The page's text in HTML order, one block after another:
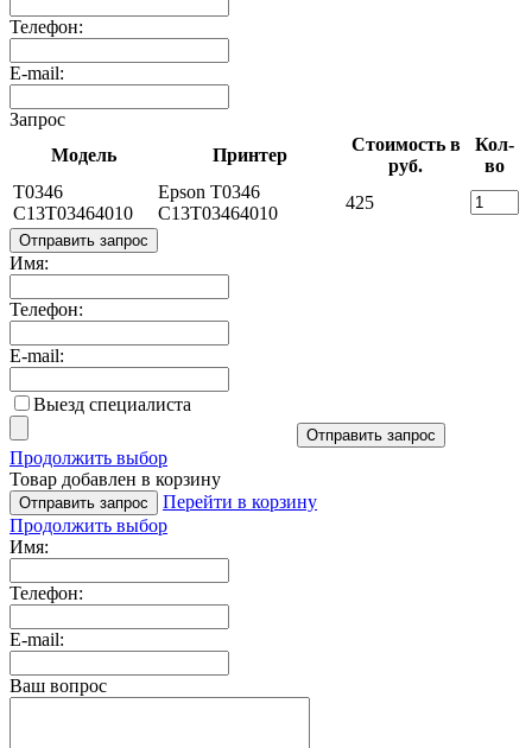
Телефон:
E-mail:
Запрос
Модель
Принтер
Стоимость в
руб.
Кол-
во
T0346
С13T03464010
Epson T0346
С13T03464010
425
Отправить запрос
Имя:
Телефон:
E-mail:
Выезд специалиста
Отправить запрос
Продолжить выбор
Товар добавлен в корзину
Отправить запрос
Перейти в корзину
Продолжить выбор
Имя:
Телефон:
E-mail:
Ваш вопрос